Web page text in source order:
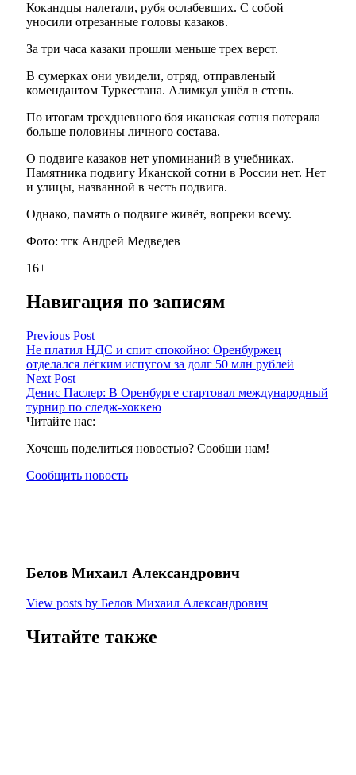
Кокандцы налетали, рубя ослабевших. С собой
уносили отрезанные головы казаков.
За три часа казаки прошли меньше трех верст.
В сумерках они увидели, отряд, отправленый
комендантом Туркестана. Алимкул ушёл в степь.
По итогам трехдневного боя иканская сотня потеряла
больше половины личного состава.
О подвиге казаков нет упоминаний в учебниках.
Памятника подвигу Иканской сотни в России нет. Нет
и улицы, названной в честь подвига.
Однако, память о подвиге живёт, вопреки всему.
Фото: тгк Андрей Медведев
16+
Навигация по записям
Previous Post
Не платил НДС и спит спокойно: Оренбуржец
отделался лёгким испугом за долг 50 млн рублей
Next Post
Денис Паслер: В Оренбурге стартовал международный
турнир по следж-хоккею
Читайте нас:
Хочешь поделиться новостью? Сообщи нам!
Сообщить новость
Белов Михаил Александрович
View posts by Белов Михаил Александрович
Читайте также